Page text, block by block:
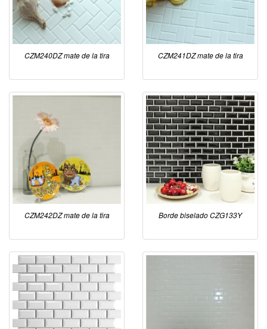
CZM240DZ mate de la tira CZM241DZ mate de la tira
CZM242DZ mate de la tira Borde biselado CZG133Y